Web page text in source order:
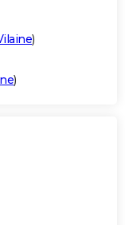
)
)